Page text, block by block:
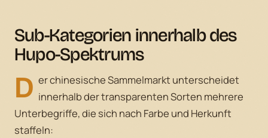
Sub-Kategorien innerhalb des
Hupo-Spektrums
D er chinesische Sammelmarkt unterscheidet
innerhalb der transparenten Sorten mehrere
Unterbegriffe, die sich nach Farbe und Herkunft
staffeln: